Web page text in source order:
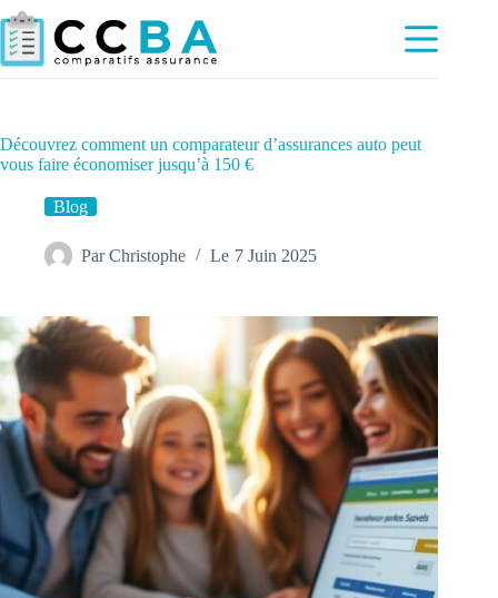
Passer
au
contenu
Découvrez comment un comparateur d’assurances auto peut
vous faire économiser jusqu’à 150 €
Blog
Par Christophe Le 7 Juin 2025